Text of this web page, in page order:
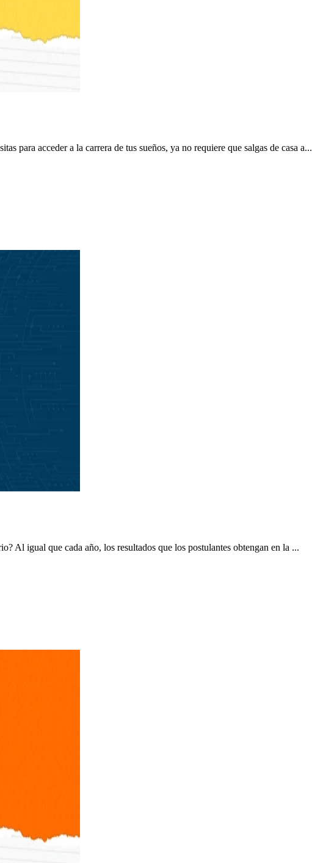
para acceder a la carrera de tus sueños, ya no requiere que salgas de casa a...
Al igual que cada año, los resultados que los postulantes obtengan en la ...